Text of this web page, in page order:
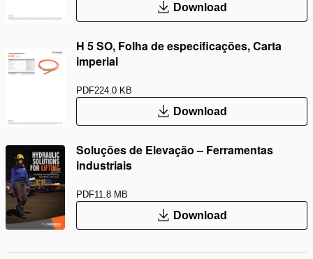
Download
H 5 SO, Folha de especificações, Carta
imperial
PDF224.0 KB
Download
Soluções de Elevação – Ferramentas
industriais
PDF11.8 MB
Download